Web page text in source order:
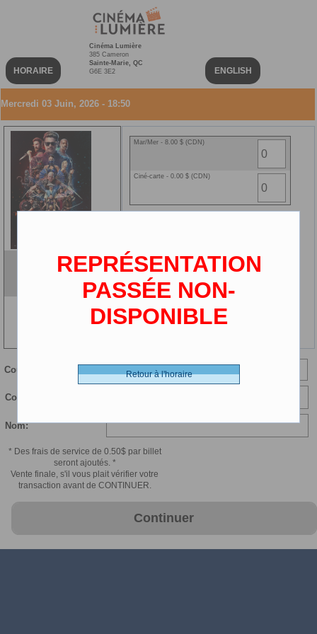
HORAIRE
Cinéma Lumière
385 Cameron
Sainte-Marie, QC
G6E 3E2
ENGLISH
Mercredi 03 Juin, 2026 - 18:50
Mortal Kombat II (VF)
Mar/Mer - 8.00 $ (CDN)
Ciné-carte - 0.00 $ (CDN)
Courriel:
Confirmer courriel:
Nom:
* Des frais de service de 0.50$ par billet
seront ajoutés. *
Vente finale, s'il vous plait vérifier votre
transaction avant de CONTINUER.
Continuer
REPRÉSENTATION
PASSÉE NON-
DISPONIBLE
Retour à l'horaire